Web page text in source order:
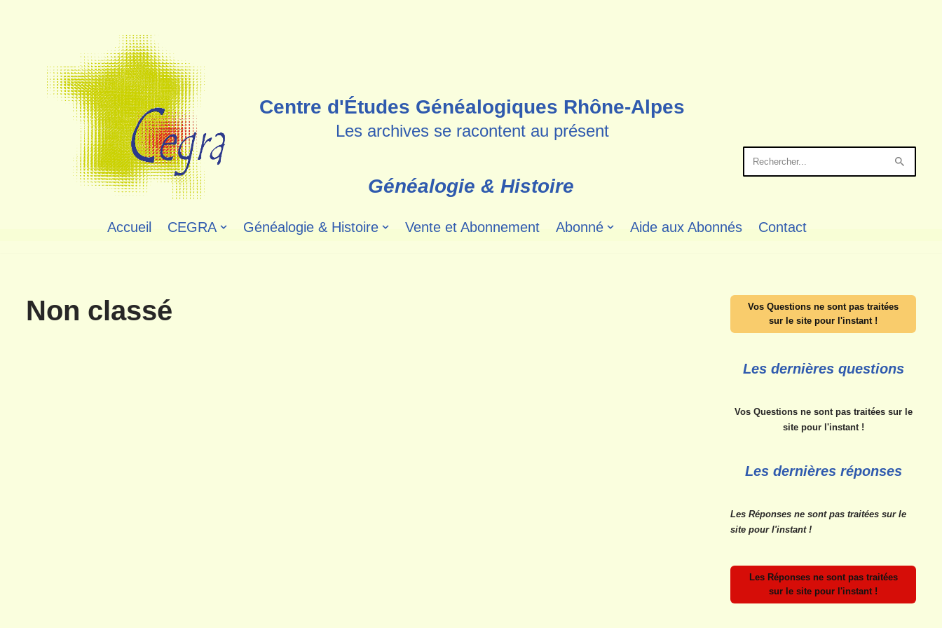
Centre d'Études Généalogiques Rhône-Alpes
Les archives se racontent au présent
Généalogie & Histoire
Accueil CEGRA Généalogie & Histoire Vente et Abonnement Abonné Aide aux Abonnés Contact
Non classé
Vos Questions ne sont pas traitées
sur le site pour l'instant !
Les dernières questions
Vos Questions ne sont pas traitées sur le
site pour l'instant !
Les dernières réponses
Les Réponses ne sont pas traitées sur le
site pour l'instant !
Les Réponses ne sont pas traitées
sur le site pour l'instant !